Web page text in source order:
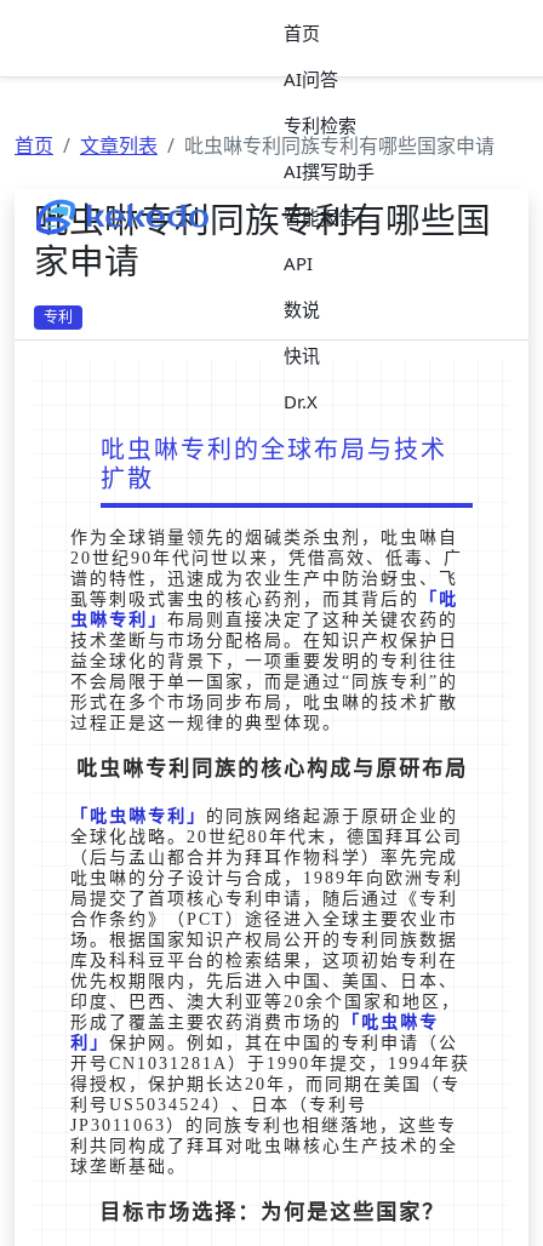
首页
AI问答
专利检索
AI撰写助手
智能报告
API
数说
快讯
Dr.X
首页 文章列表 吡虫啉专利同族专利有哪些国家申请
吡虫啉专利同族专利有哪些国
家申请
专利
吡虫啉专利的全球布局与技术
扩散
作为全球销量领先的烟碱类杀虫剂，吡虫啉自
20世纪90年代问世以来，凭借高效、低毒、广
谱的特性，迅速成为农业生产中防治蚜虫、飞
虱等刺吸式害虫的核心药剂，而其背后的
吡
虫啉专利
布局则直接决定了这种关键农药的
技术垄断与市场分配格局。在知识产权保护日
益全球化的背景下，一项重要发明的专利往往
不会局限于单一国家，而是通过“同族专利”的
形式在多个市场同步布局，吡虫啉的技术扩散
过程正是这一规律的典型体现。
吡虫啉专利同族的核心构成与原研布局
吡虫啉专利
的同族网络起源于原研企业的
全球化战略。20世纪80年代末，德国拜耳公司
（后与孟山都合并为拜耳作物科学）率先完成
吡虫啉的分子设计与合成，1989年向欧洲专利
局提交了首项核心专利申请，随后通过《专利
合作条约》（PCT）途径进入全球主要农业市
场。根据国家知识产权局公开的专利同族数据
库及科科豆平台的检索结果，这项初始专利在
优先权期限内，先后进入中国、美国、日本、
印度、巴西、澳大利亚等20余个国家和地区，
形成了覆盖主要农药消费市场的
吡虫啉专
利
保护网。例如，其在中国的专利申请（公
开号CN1031281A）于1990年提交，1994年获
得授权，保护期长达20年，而同期在美国（专
利号US5034524）、日本（专利号
JP3011063）的同族专利也相继落地，这些专
利共同构成了拜耳对吡虫啉核心生产技术的全
球垄断基础。
目标市场选择：为何是这些国家？